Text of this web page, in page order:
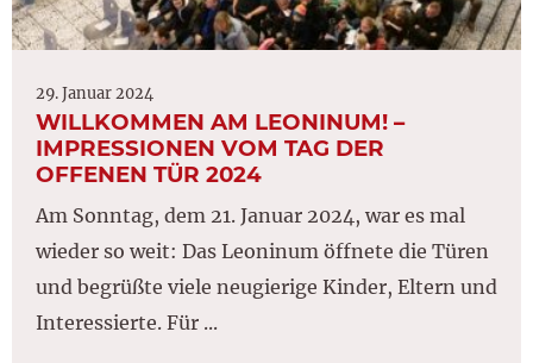
29. Januar 2024
WILLKOMMEN AM LEONINUM! –
IMPRESSIONEN VOM TAG DER
OFFENEN TÜR 2024
Am Sonntag, dem 21. Januar 2024, war es mal
wieder so weit: Das Leoninum öffnete die Türen
und begrüßte viele neugierige Kinder, Eltern und
Interessierte. Für ...